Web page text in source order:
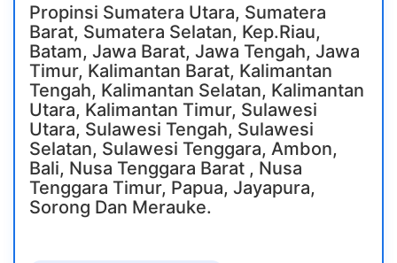
Propinsi Sumatera Utara, Sumatera
Barat, Sumatera Selatan, Kep.Riau,
Batam, Jawa Barat, Jawa Tengah, Jawa
Timur, Kalimantan Barat, Kalimantan
Tengah, Kalimantan Selatan, Kalimantan
Utara, Kalimantan Timur, Sulawesi
Utara, Sulawesi Tengah, Sulawesi
Selatan, Sulawesi Tenggara, Ambon,
Bali, Nusa Tenggara Barat , Nusa
Tenggara Timur, Papua, Jayapura,
Sorong Dan Merauke.